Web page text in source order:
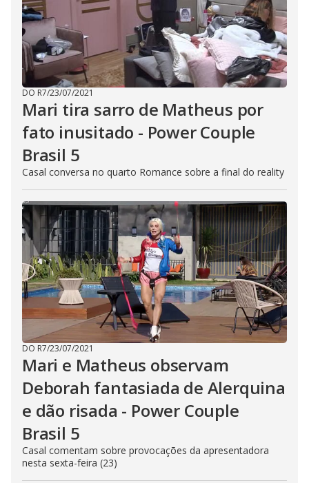
DO R7/23/07/2021
Mari tira sarro de Matheus por
fato inusitado - Power Couple
Brasil 5
Casal conversa no quarto Romance sobre a final do reality
DO R7/23/07/2021
Mari e Matheus observam
Deborah fantasiada de Alerquina
e dão risada - Power Couple
Brasil 5
Casal comentam sobre provocações da apresentadora
nesta sexta-feira (23)